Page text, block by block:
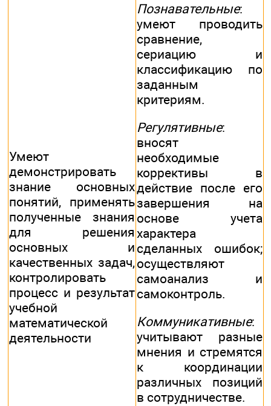
Умеют
демонстрировать
знание основных
понятий, применять
полученные знания
для решения
основных и
качественных задач,
контролировать
процесс и результат
учебной
математической
деятельности
Познавательные:
умеют проводить
сравнение,
сериацию и
классификацию по
заданным
критериям.
Регулятивные:
вносят
необходимые
коррективы в
действие после его
завершения на
основе учета
характера
сделанных ошибок;
осуществляют
самоанализ и
самоконтроль.
Коммуникативные:
учитывают разные
мнения и стремятся
к координации
различных позиций
в сотрудничестве.